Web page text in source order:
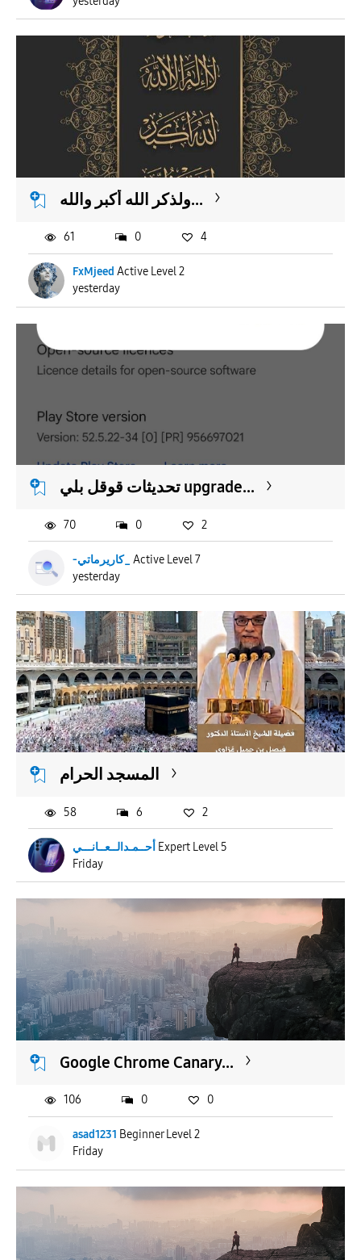
ولذكر الله أكبر والله...
FxMjeed Active Level 2
yesterday
61 0 4
تحديثات قوقل بلي upgrade...
-كاريرماتي_ Active Level 7
yesterday
70 0 2
المسجد الحرام
أحــمـدالــعــانـــي Expert Level 5
Friday
58 6 2
Google Chrome Canary...
asad1231 Beginner Level 2
Friday
106 0 0